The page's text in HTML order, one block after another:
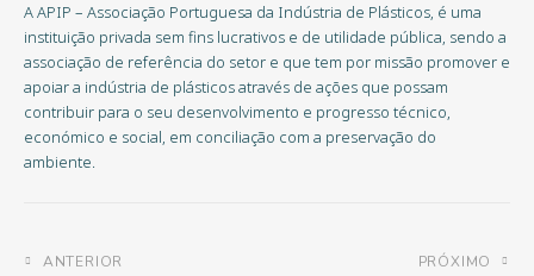
A APIP – Associação Portuguesa da Indústria de Plásticos, é uma
instituição privada sem fins lucrativos e de utilidade pública, sendo a
associação de referência do setor e que tem por missão promover e
apoiar a indústria de plásticos através de ações que possam
contribuir para o seu desenvolvimento e progresso técnico,
económico e social, em conciliação com a preservação do
ambiente.
ANTERIOR PRÓXIMO